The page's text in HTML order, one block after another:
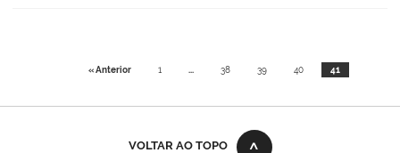
« Anterior 1 ... 38 39 40 41
VOLTAR AO TOPO